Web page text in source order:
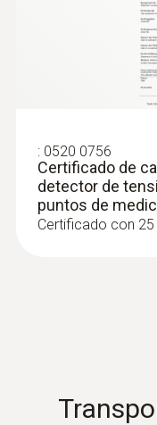
: 0520 0756
Certificado de
detector de
puntos de
Certificado con